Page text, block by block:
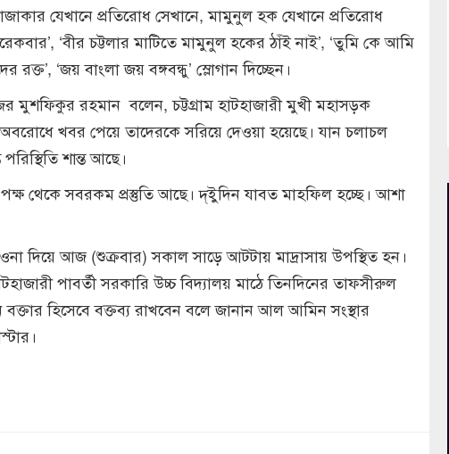
যেখানে প্রতিরোধ সেখানে, মামুনুল হক যেখানে প্রতিরোধ
‘বীর চট্টলার মাটিতে মামুনুল হকের ঠাঁই নাই’, ‘তুমি কে আমি
রক্ত’, ‘জয় বাংলা জয় বঙ্গবন্ধু’ স্লোগান দিচ্ছেন।
মুশফিকুর রহমান বলেন, চট্টগ্রাম হাটহাজারী মুখী মহাসড়ক
অবরোধে খবর পেয়ে তাদেরকে সরিয়ে দেওয়া হয়েছে। যান চলাচল
শান্ত আছে।
থেকে সবরকম প্রস্তুতি আছে। দ্ইুদিন যাবত মাহফিল হচ্ছে। আশা
দিয়ে আজ (শুক্রবার) সকাল সাড়ে আটটায় মাদ্রাসায় উপস্থিত হন।
পাবর্তী সরকারি উচ্চ বিদ্যালয় মাঠে তিনদিনের তাফসীরুল
হিসেবে বক্তব্য রাখবেন বলে জানান আল আমিন সংস্থার